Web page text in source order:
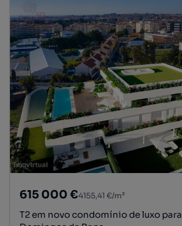
615 000 €4155,41 €/m²
T2 em novo condomínio de luxo